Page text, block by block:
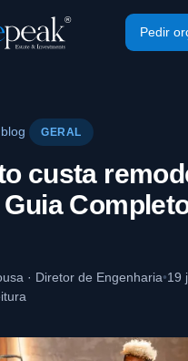
Pedir
GERAL
custa
· Diretor de Engenharia•19